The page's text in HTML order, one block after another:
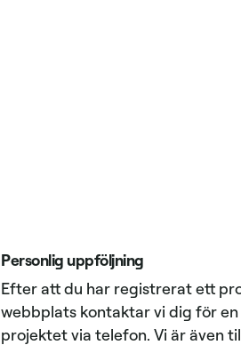
Personlig uppföljning
Efter att du har registrerat ett
webbplats kontaktar vi dig för
projektet via telefon. Vi är även